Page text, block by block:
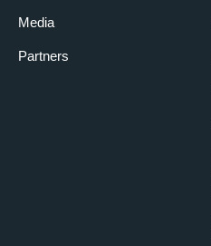
Media
Partners